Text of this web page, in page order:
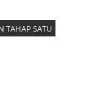
TAHAP SATU